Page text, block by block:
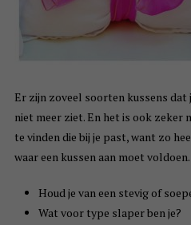
Er zijn zoveel soorten kussens dat
niet meer ziet. En het is ook zeker
te vinden die bij je past, want zo
waar een kussen aan moet voldoen.
Houd je van een stevig of
Wat voor type slaper ben je?